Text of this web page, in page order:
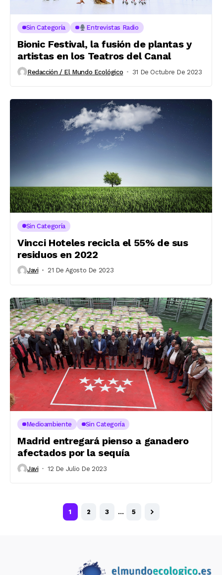
Sin Categoría Entrevistas Radio
Bionic Festival, la fusión de plantas y
artistas en los Teatros del Canal
Redacción / El Mundo Ecológico 31 De Octubre De 2023
Sin Categoría
Vincci Hoteles recicla el 55% de sus
residuos en 2022
Javi 21 De Agosto De 2023
Medioambiente Sin Categoría
Madrid entregará pienso a ganadero
afectados por la sequía
Javi 12 De Julio De 2023
1 2 3 … 5